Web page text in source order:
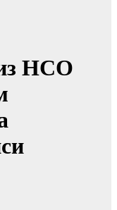
НСО